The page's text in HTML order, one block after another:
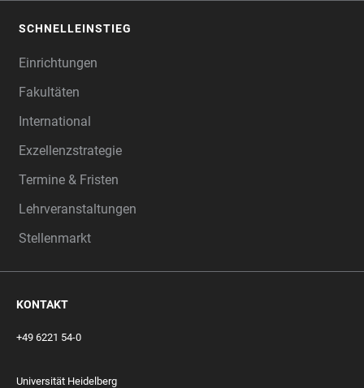
SCHNELLEINSTIEG
Einrichtungen
Fakultäten
International
Exzellenzstrategie
Termine & Fristen
Lehrveranstaltungen
Stellenmarkt
KONTAKT
+49 6221 54-0
Universität Heidelberg